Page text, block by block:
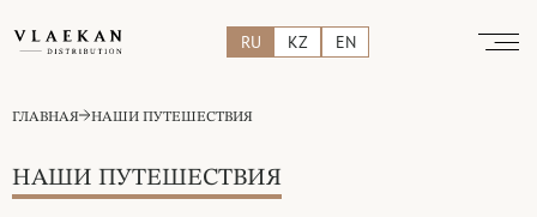
RU KZ EN
ГЛАВНАЯ НАШИ ПУТЕШЕСТВИЯ
НАШИ ПУТЕШЕСТВИЯ